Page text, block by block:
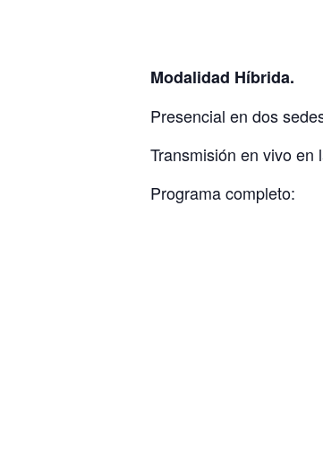
Modalidad Híbrida.
Presencial en dos
Transmisión en vivo en
Programa completo: